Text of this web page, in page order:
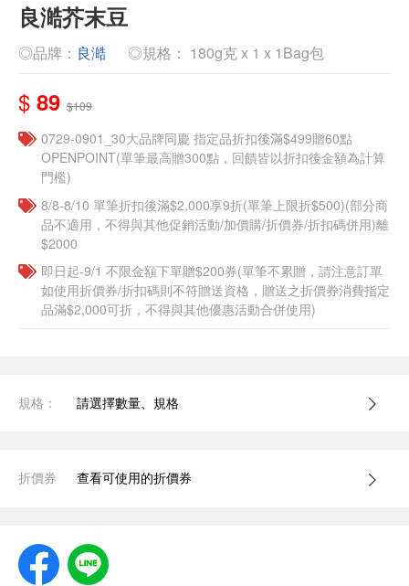
良澔芥末豆
◎品牌： 良澔 ◎規格： 180g克 x 1 x 1Bag包
$ 89 $109
0729-0901_30大品牌同慶 指定品折扣後滿$499贈60點
OPENPOINT(單筆最高贈300點，回饋皆以折扣後金額為計算
門檻)
8/8-8/10 單筆折扣後滿$2,000享9折(單筆上限折$500)(部分商
品不適用，不得與其他促銷活動/加價購/折價券/折扣碼併用)離
$2000
即日起-9/1 不限金額下單贈$200券(單筆不累贈，請注意訂單
如使用折價券/折扣碼則不符贈送資格，贈送之折價券消費指定
品滿$2,000可折，不得與其他優惠活動合併使用)
規格： 請選擇數量、規格
折價券 查看可使用的折價券